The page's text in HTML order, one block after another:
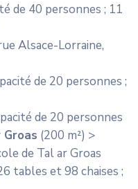
de 40 personnes ; 11
Alsace-Lorraine,
de 20 personnes ;
de 20 personnes
(200 m²) >
de Tal ar Groas
tables et 98 chaises ;